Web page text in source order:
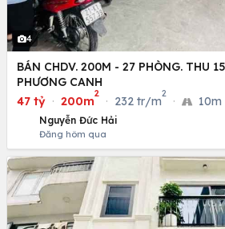
4
BÁN CHDV. 200M - 27 PHÒNG. THU
PHƯƠNG CANH
47 tỷ · 200m
2
· 232 tr/m
2
· 10m
Nguyễn Đức Hải
Đăng hôm qua